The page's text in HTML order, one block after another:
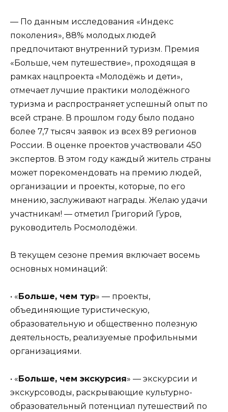
— По данным исследования «Индекс
поколения», 88% молодых людей
предпочитают внутренний туризм. Премия
«Больше, чем путешествие», проходящая в
рамках нацпроекта «Молодёжь и дети»,
отмечает лучшие практики молодёжного
туризма и распространяет успешный опыт по
всей стране. В прошлом году было подано
более 7,7 тысяч заявок из всех 89 регионов
России. В оценке проектов участвовали 450
экспертов. В этом году каждый житель страны
может порекомендовать на премию людей,
организации и проекты, которые, по его
мнению, заслуживают награды. Желаю удачи
участникам! — отметил Григорий Гуров,
руководитель Росмолодёжи.
В текущем сезоне премия включает восемь
основных номинаций:
• «Больше, чем тур» — проекты,
объединяющие туристическую,
образовательную и общественно полезную
деятельность, реализуемые профильными
организациями.
• « Больше, чем экскурсия» — экскурсии и
экскурсоводы, раскрывающие культурно-
образовательный потенциал путешествий по